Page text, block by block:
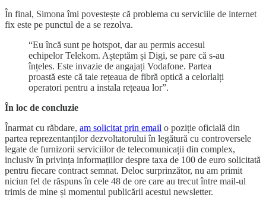
În final, Simona îmi povestește că problema cu serviciile de internet
fix este pe punctul de a se rezolva.
“Eu încă sunt pe hotspot, dar au permis accesul
echipelor Telekom. Așteptăm și Digi, se pare că s-au
înțeles. Este invazie de angajați Vodafone. Partea
proastă este că taie rețeaua de fibră optică a celorlalți
operatori pentru a instala rețeaua lor”.
În loc de concluzie
Înarmat cu răbdare, am solicitat prin email o poziție oficială din
partea reprezentanților dezvoltatorului în legătură cu controversele
legate de furnizorii serviciilor de telecomunicații din complex,
inclusiv în privința informațiilor despre taxa de 100 de euro solicitată
pentru fiecare contract semnat. Deloc surprinzător, nu am primit
niciun fel de răspuns în cele 48 de ore care au trecut între mail-ul
trimis de mine și momentul publicării acestui newsletter.